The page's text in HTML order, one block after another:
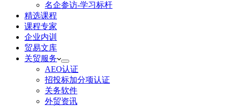
名企参访-学习标杆
精选课程
课程专家
企业内训
贸易文库
关贸服务
AEO认证
招投标加分项认证
关务软件
外贸资讯